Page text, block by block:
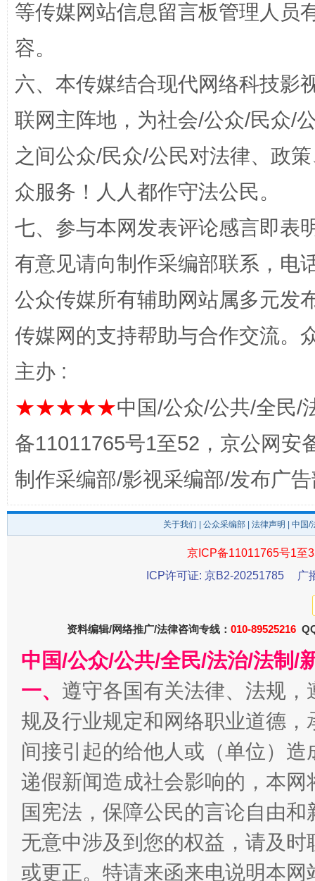
一颗心始终滚烫 还
完善运行机制助力责任有效落实
法徽映军营 权益有保障
一批国家标准开始实施
等传媒网站信息留言板管理人员
容。
六、本传媒结合现代网络科技影
联网主阵地，为社会/公众/民众/
之间公众/民众/公民对法律、政
众服务！人人都作守法公民。
七、参与本网发表评论感言即表
有意见请向制作采编部联系，电
公众传媒所有辅助网站属多元发
传媒网的支持帮助与合作交流。
主办 :
★★★★★中国/公众/公共/全民/
备11011765号1至52，京公网安
制作采编部/影视采编部/发布广
关于我们 公众采编部 法律声明 | 中国
京ICP备11011765号1至
ICP许可证: 京B2-20251785
广
资料编辑/网络推广/法律咨询专线： 010-89525216
中国/公众/公共/全民/法治/法制/
一、 遵守各国有关法律、法规
规及行业规定和网络职业道德
间接引起的给他人或（单位）
递假新闻造成社会影响的，本
国宪法，保障公民的言论自由
无意中涉及到您的权益，请及
或更正。特请来函来电说明本